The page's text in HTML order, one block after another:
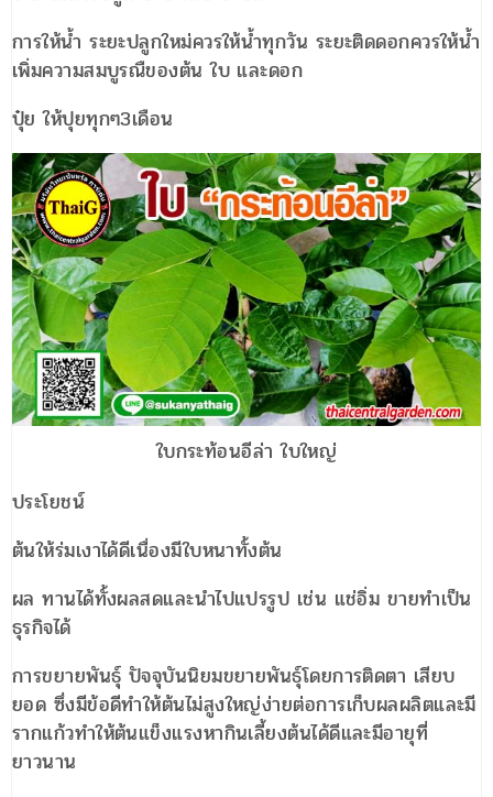
การให้น้ำ ระยะปลูกใหม่ควรให้น้ำทุกวัน ระยะติดดอกควรให้น้ำ
เพิ่มความสมบูรณืของต้น ใบ และดอก
ปุ๋ย ให้ปุยทุกๆ3เดือน
ใบกระท้อนอีล่า ใบใหญ่
ประโยชน์
ต้นให้ร่มเงาได้ดีเนื่องมีใบหนาทั้งต้น
ผล ทานได้ทั้งผลสดและนำไปแปรรูป เช่น แช่อิ่ม ขายทำเป็น
ธุรกิจได้
การขยายพันธุ์ ปัจจุบันนิยมขยายพันธุ์โดยการติดตา เสียบ
ยอด ซึ่งมีข้อดีทำให้ต้นไม่สูงใหญ่ง่ายต่อการเก็บผลผลิตและมี
รากแก้วทำให้ต้นแข็งแรงหากินเลี้ยงต้นได้ดีและมีอายุที่
ยาวนาน